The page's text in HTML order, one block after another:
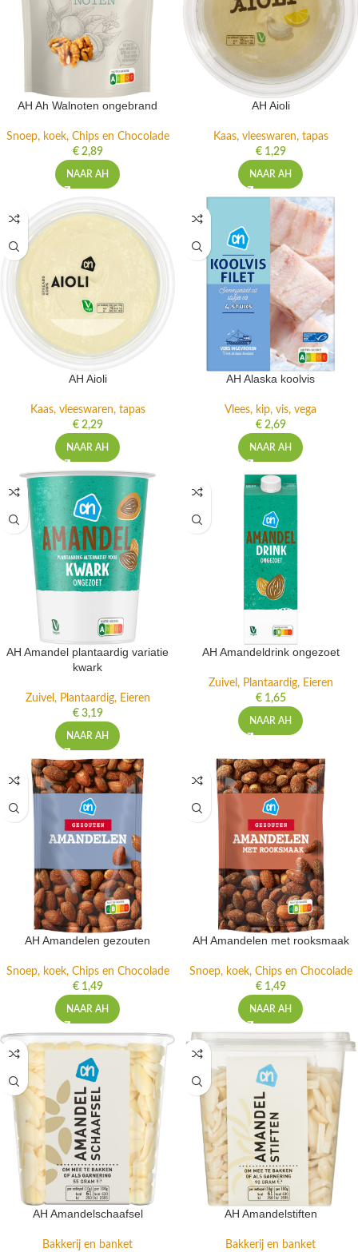
AH Ah Walnoten ongebrand
Snoep, koek, Chips en Chocolade
€2,89
NAAR AH
AH Aioli
Kaas, vleeswaren, tapas
€1,29
NAAR AH
AH Aioli
Kaas, vleeswaren, tapas
€2,29
NAAR AH
AH Alaska koolvis
Vlees, kip, vis, vega
€2,69
NAAR AH
AH Amandel plantaardig variatie
kwark
Zuivel, Plantaardig, Eieren
€3,19
NAAR AH
AH Amandeldrink ongezoet
Zuivel, Plantaardig, Eieren
€1,65
NAAR AH
AH Amandelen gezouten
Snoep, koek, Chips en Chocolade
€1,49
NAAR AH
AH Amandelen met rooksmaak
Snoep, koek, Chips en Chocolade
€1,49
NAAR AH
AH Amandelschaafsel
Bakkerij en banket
AH Amandelstiften
Bakkerij en banket